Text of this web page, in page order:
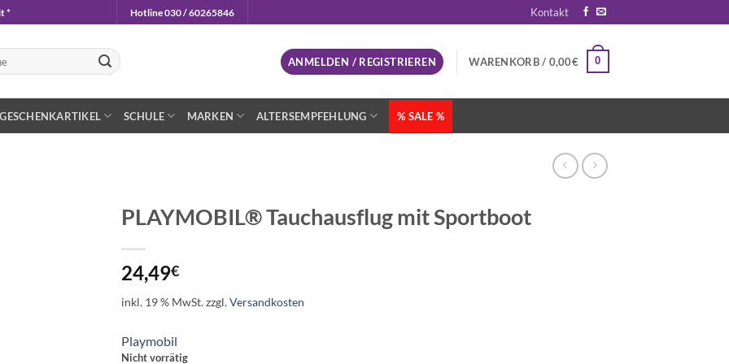
* Hotline 030 / 60265846 Kontakt
ANMELDEN / REGISTRIEREN WARENKORB / 0,00€ 0
GESCHENKARTIKEL SCHULE MARKEN ALTERSEMPFEHLUNG % SALE %
PLAYMOBIL® Tauchausflug mit Sportboot
24,49€
inkl. 19 % MwSt.zzgl.Versandkosten
Playmobil
Nicht vorrätig